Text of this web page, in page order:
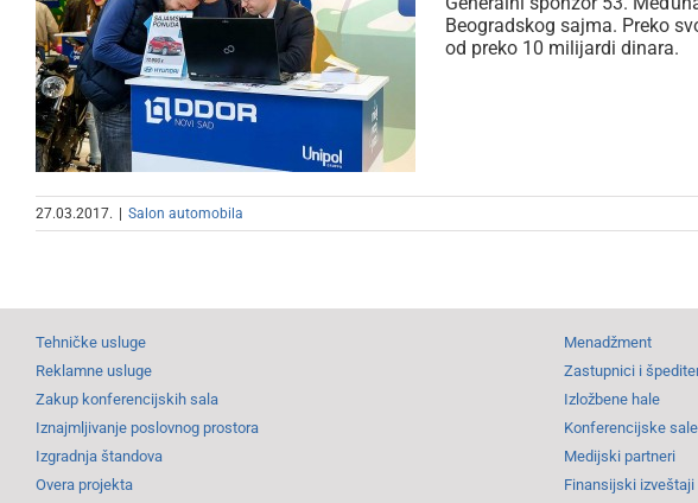
DDOR: Popusti i pogodnosti
generalnog sponzora
Beogradskog sajma. Preko
od preko 10 milijardi dinara.
27.03.2017. Salon automobila
Tehničke usluge
Reklamne usluge
Zakup konferencijskih sala
Iznajmljivanje poslovnog prostora
Izgradnja štandova
Overa projekta
Menadžment
Zastupnici i
Izložbene hale
Konferencijske sale
Medijski partneri
Finansijski izveštaji